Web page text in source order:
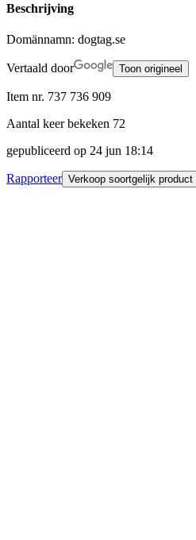
Beschrijving
Domännamn: dogtag.se
Vertaald door Toon origineel
Item nr. 737 736 909
Aantal keer bekeken 72
gepubliceerd op 24 jun 18:14
Rapporteer Verkoop soortgelijk product